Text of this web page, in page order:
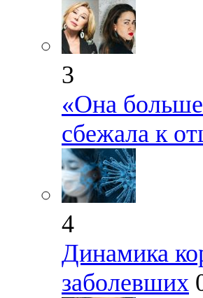
3
«Она
сбежала к
4
Динамика
заболевших